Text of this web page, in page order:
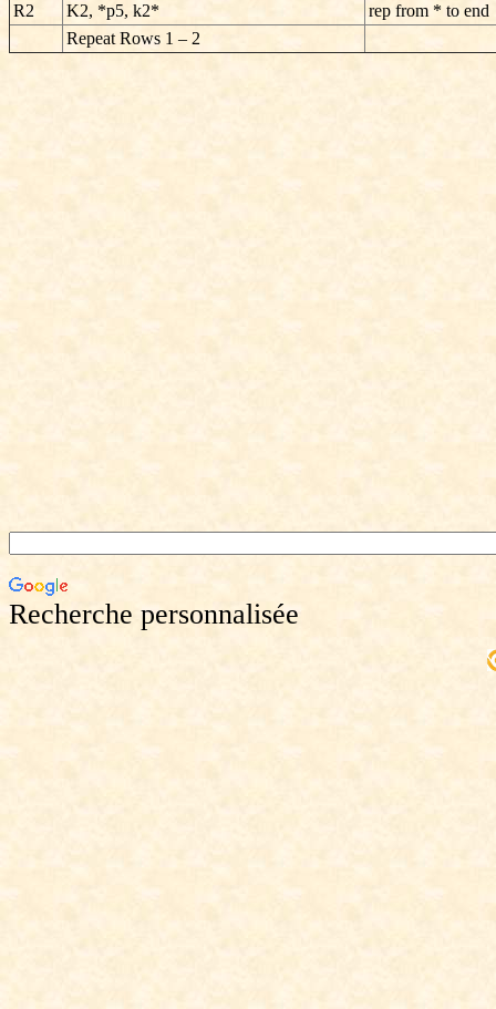
R2
K2, *p5, k2*
rep from * to end
Repeat Rows 1 – 2
Recherche personnalisée